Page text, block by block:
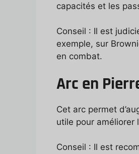
capacités et les
Conseil : Il est
exemple, sur
en combat.
Arc en
Cet arc permet
utile pour améliorer
Conseil : Il est